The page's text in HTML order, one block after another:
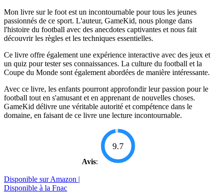
Mon livre sur le foot est un incontournable pour tous les jeunes
passionnés de ce sport. L'auteur, GameKid, nous plonge dans
l'histoire du football avec des anecdotes captivantes et nous fait
découvrir les règles et les techniques essentielles.
Ce livre offre également une expérience interactive avec des jeux et
un quiz pour tester ses connaissances. La culture du football et la
Coupe du Monde sont également abordées de manière intéressante.
Avec ce livre, les enfants pourront approfondir leur passion pour le
football tout en s'amusant et en apprenant de nouvelles choses.
GameKid délivre une véritable autorité et compétence dans le
domaine, en faisant de ce livre une lecture incontournable.
Avis:
9.7
Disponible sur Amazon |
Disponible à la Fnac